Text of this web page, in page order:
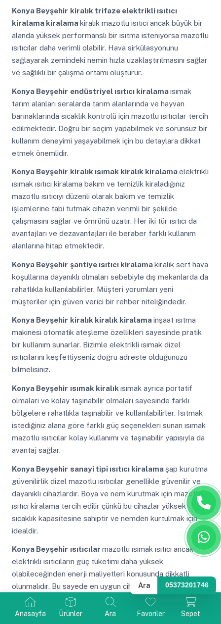
Anasayfa Ürünler Ara Favoriler Sepet
Konya Beyşehir kiralık trifaze elektrikli ısıtıcı
kiralama kiralamakiralık mazotlu ısıtıcı ancak büyük bir
alanda yüksek performanslı bir ısıtma isteniyorsa mazotlu
ısıtıcılar daha verimli olabilir. Hava sirkülasyonunu
sağlayarak zemindeki nemin hızla uzaklaştırılmasını sağlar
ve sağlıklı bir çalışma ortamı oluşturur.
Konya Beyşehir endüstriyel ısıtıcı kiralamaısımak
tarım alanları seralarda tarım alanlarında ve hayvan
barınaklarında sıcaklık kontrolü için mazotlu ısıtıcılar tercih
edilmektedir. Doğru bir seçim yapabilmek ve sorunsuz bir
kullanım deneyimi yaşayabilmek için bu detaylara dikkat
etmek önemlidir.
Konya Beyşehir kiralık ısımak kiralık kiralamaelektrikli
ısımak ısıtıcı kiralama bakım ve temizlik kiraladığınız
mazotlu ısıtıcıyı düzenli olarak bakım ve temizlik
işlemlerine tabi tutmak cihazın verimli bir şekilde
çalışmasını sağlar ve ömrünü uzatır. Her iki tür ısıtıcı da
avantajları ve dezavantajları ile beraber farklı kullanım
alanlarına hitap etmektedir.
Konya Beyşehir şantiye ısıtıcı kiralamakiralık sert hava
koşullarına dayanıklı olmaları sebebiyle dış mekanlarda da
rahatlıkla kullanılabilirler. Müşteri yorumları yeni
müşteriler için güven verici bir rehber niteliğindedir.
Konya Beyşehir kiralık kiralık kiralamainşaat ısıtma
makinesi otomatik ateşleme özellikleri sayesinde pratik
bir kullanım sunarlar. Bizimle elektrikli ısımak dizel
ısıtıcılarını keşfettiyseniz doğru adreste olduğunuzu
bilmelisiniz.
Konya Beyşehir ısımak kiralık ısımak ayrıca portatif
olmaları ve kolay taşınabilir olmaları sayesinde farklı
bölgelere rahatlıkla taşınabilir ve kullanılabilirler. Isıtmak
istediğiniz alana göre farklı güç seçenekleri sunan ısımak
mazotlu ısıtıcılar kolay kullanımı ve taşınabilir yapısıyla da
avantaj sağlar.
Konya Beyşehir sanayi tipi ısıtıcı kiralama şap kurutma
güvenilirlik dizel mazotlu ısıtıcılar genellikle güvenilir ve
dayanıklı cihazlardır. Boya ve nem kurutmak için mazotlu
ısıtıcı kiralama tercih edilir çünkü bu cihazlar yüksek
sıcaklık kapasitesine sahiptir ve nemden kurtulmak için
idealdir.
Konya Beyşehir ısıtıcılar mazotlu ısımak ısıtıcı ancak
elektrikli ısıtıcıların güç tüketimi daha yüksek
olabileceğinden enerji maliyetleri konusunda dikkatli
olunmalıdır. Bu sayede en uygun cihaz seçimi yapılabilir.
Konya Beyşehir kiralık
ankara sanayi tipi ısıtıcı kiralama
ısıtma ihtiyacınıza uygun mazotlu ısıtıcı seçenekleri
Ara 05373201746